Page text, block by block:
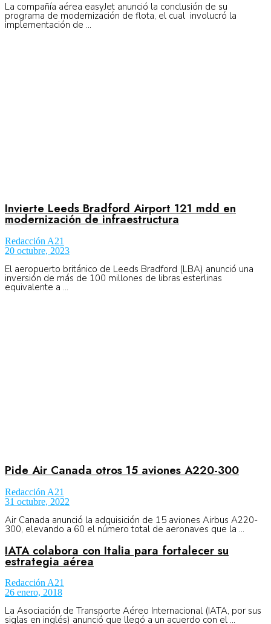
La compañía aérea easyJet anunció la conclusión de su
programa de modernización de flota, el cual involucró la
implementación de ...
Invierte Leeds Bradford Airport 121 mdd en
modernización de infraestructura
Redacción A21
20 octubre, 2023
El aeropuerto británico de Leeds Bradford (LBA) anunció una
inversión de más de 100 millones de libras esterlinas
equivalente a ...
Pide Air Canada otros 15 aviones A220-300
Redacción A21
31 octubre, 2022
Air Canada anunció la adquisición de 15 aviones Airbus A220-
300, elevando a 60 el número total de aeronaves que la ...
IATA colabora con Italia para fortalecer su
estrategia aérea
Redacción A21
26 enero, 2018
La Asociación de Transporte Aéreo Internacional (IATA, por sus
siglas en inglés) anunció que llegó a un acuerdo con el ...